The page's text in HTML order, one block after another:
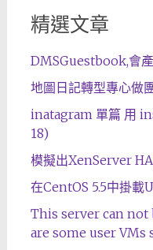
精選文章
DMSGuestbook,會
地圖日記轉型專心做
inatagram 單篇 用
18)
模擬出XenServer
在CentOS 5.5中掛載
This server can
are some user